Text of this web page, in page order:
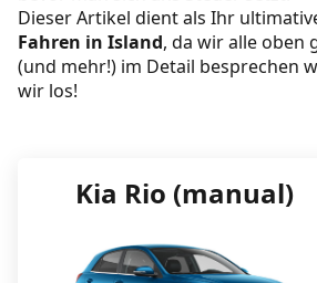
Straßenbedingungen in Island
Ringstraße
Autofahren in Island im
Asphaltierte Straßen
Schotterstraßen
Dieser Artikel dient als Ihr
Fahren in Island, da wir alle oben
(und mehr!) im Detail besprechen
wir los!
Kia Rio (manual)